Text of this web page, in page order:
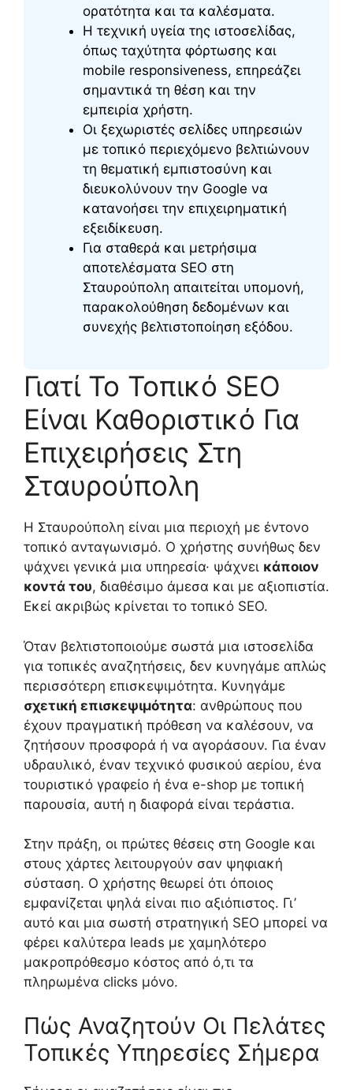
ορατότητα και τα καλέσματα.
Η τεχνική υγεία της ιστοσελίδας,
όπως ταχύτητα φόρτωσης και
mobile responsiveness, επηρεάζει
σημαντικά τη θέση και την
εμπειρία χρήστη.
Οι ξεχωριστές σελίδες υπηρεσιών
με τοπικό περιεχόμενο βελτιώνουν
τη θεματική εμπιστοσύνη και
διευκολύνουν την Google να
κατανοήσει την επιχειρηματική
εξειδίκευση.
Για σταθερά και μετρήσιμα
αποτελέσματα SEO στη
Σταυρούπολη απαιτείται υπομονή,
παρακολούθηση δεδομένων και
συνεχής βελτιστοποίηση εξόδου.
Γιατί Το Τοπικό SEO
Είναι Καθοριστικό Για
Επιχειρήσεις Στη
Σταυρούπολη
Η Σταυρούπολη είναι μια περιοχή με έντονο
τοπικό ανταγωνισμό. Ο χρήστης συνήθως δεν
ψάχνει γενικά μια υπηρεσία· ψάχνει κάποιον
κοντά του, διαθέσιμο άμεσα και με αξιοπιστία.
Εκεί ακριβώς κρίνεται το τοπικό SEO.
Όταν βελτιστοποιούμε σωστά μια ιστοσελίδα
για τοπικές αναζητήσεις, δεν κυνηγάμε απλώς
περισσότερη επισκεψιμότητα. Κυνηγάμε
σχετική επισκεψιμότητα: ανθρώπους που
έχουν πραγματική πρόθεση να καλέσουν, να
ζητήσουν προσφορά ή να αγοράσουν. Για έναν
υδραυλικό, έναν τεχνικό φυσικού αερίου, ένα
τουριστικό γραφείο ή ένα e-shop με τοπική
παρουσία, αυτή η διαφορά είναι τεράστια.
Στην πράξη, οι πρώτες θέσεις στη Google και
στους χάρτες λειτουργούν σαν ψηφιακή
σύσταση. Ο χρήστης θεωρεί ότι όποιος
εμφανίζεται ψηλά είναι πιο αξιόπιστος. Γι’
αυτό και μια σωστή στρατηγική SEO μπορεί να
φέρει καλύτερα leads με χαμηλότερο
μακροπρόθεσμο κόστος από ό,τι τα
πληρωμένα clicks μόνο.
Πώς Αναζητούν Οι Πελάτες
Τοπικές Υπηρεσίες Σήμερα